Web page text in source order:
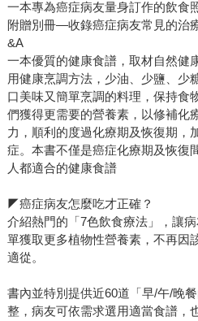
一本專為癌症病友量身訂作的飲食
附贈別冊—收錄癌症病友常見的治
&A
一本優質的健康食譜，取材自然健
用健康烹調方法，少油、少鹽、少
口美味又簡單烹調的料理，保持食
們獲得更需要的營養素，以修補化
力，順利的度過化療期及恢復期，
症。本書不僅是癌症化療期及恢復
人都適合的健康食譜
◤癌症病友怎麼吃才正確？
介紹熱門的「7色飲食療法」，讓
單獲取更多植物性營養素，不再因
適從。
書內並特別提供近60道「早/午/晚
整，病友可依需求選用適當食譜，